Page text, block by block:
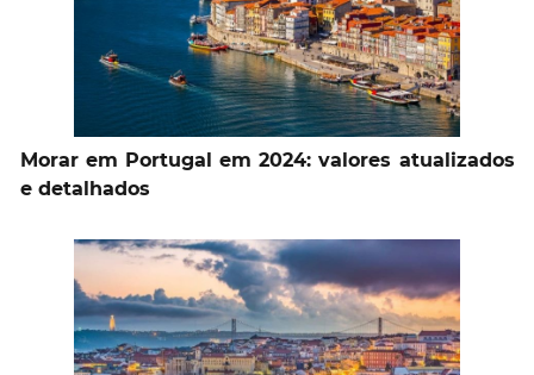
Morar em Portugal em 2024: valores atualizados
e detalhados